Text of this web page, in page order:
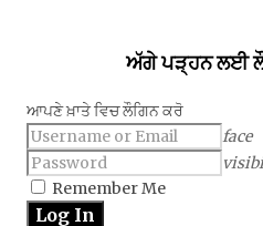
ਅੱਗੇ ਪੜ੍ਹਨ ਲਈ
ਆਪਣੇ ਖ਼ਾਤੇ ਵਿਚ ਲੌਗਿਨ ਕਰੋ
face
Remember Me